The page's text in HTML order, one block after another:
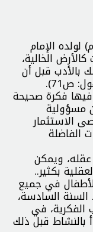
لولده الإمام
الخالية،
بالأدب قبل أن
ص71).
فكرة صحيحة
مسؤولية
الاستثمار
الفاضلة
ويمكن
بكثير..
في جميع
السنة السادسة،
الفكرية، في
قبل ذلك